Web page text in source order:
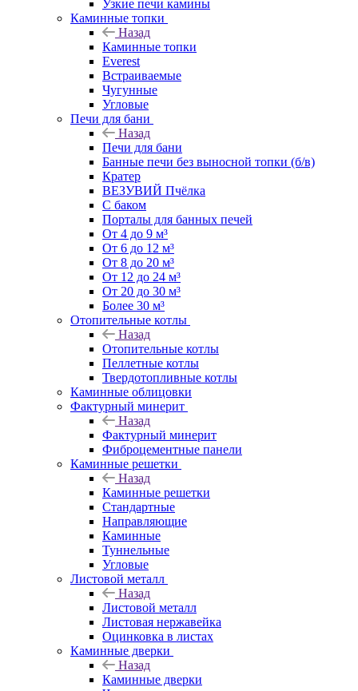
Узкие печи камины
Каминные топки
Назад
Каминные топки
Everest
Встраиваемые
Чугунные
Угловые
Печи для бани
Назад
Печи для бани
Банные печи без выносной топки (б/в)
Кратер
ВЕЗУВИЙ Пчёлка
С баком
Порталы для банных печей
От 4 до 9 м³
От 6 до 12 м³
От 8 до 20 м³
От 12 до 24 м³
От 20 до 30 м³
Более 30 м³
Отопительные котлы
Назад
Отопительные котлы
Пеллетные котлы
Твердотопливные котлы
Каминные облицовки
Фактурный минерит
Назад
Фактурный минерит
Фиброцементные панели
Каминные решетки
Назад
Каминные решетки
Стандартные
Направляющие
Каминные
Туннельные
Угловые
Листовой металл
Назад
Листовой металл
Листовая нержавейка
Оцинковка в листах
Каминные дверки
Назад
Каминные дверки